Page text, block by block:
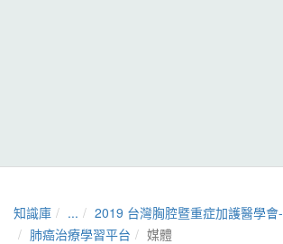
知識庫 ...
2019 台灣胸腔暨重症加護醫學會-肺癌治療學習平台
肺癌治療學習平台
媒體